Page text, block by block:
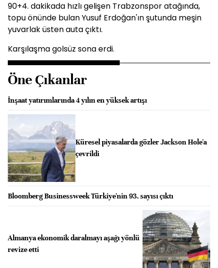
90+4. dakikada hızlı gelişen Trabzonspor atağında,
topu önünde bulan Yusuf Erdoğan'ın şutunda meşin
yuvarlak üsten auta çıktı.
Karşılaşma golsüz sona erdi.
Öne Çıkanlar
İnşaat yatırımlarında 4 yılın en yüksek artışı
Küresel piyasalarda gözler Jackson Hole'a
çevrildi
Bloomberg Businessweek Türkiye'nin 93. sayısı çıktı
Almanya ekonomik daralmayı aşağı yönlü
revize etti